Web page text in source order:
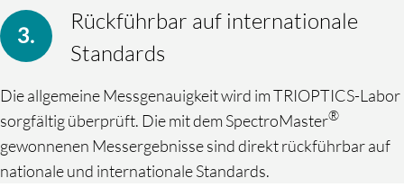
Rückführbar auf internationale
Standards
Die allgemeine Messgenauigkeit wird im TRIOPTICS-Labor
sorgfältig überprüft. Die mit dem SpectroMaster®
gewonnenen Messergebnisse sind direkt rückführbar auf
nationale und internationale Standards.